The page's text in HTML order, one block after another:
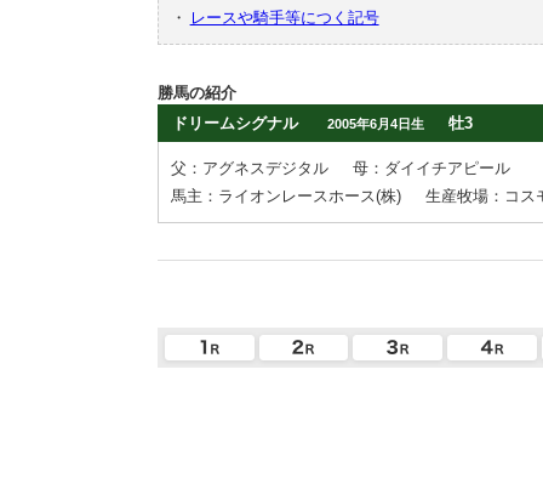
・
レースや騎手等につく記号
勝馬の紹介
ドリームシグナル
2005年6月4日生 牡3
父：アグネスデジタル
母：ダイイチアピール
馬主：ライオンレースホース(株)
生産牧場：コス